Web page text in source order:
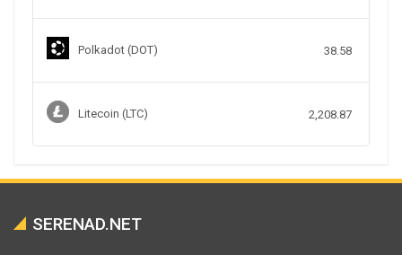
Polkadot (DOT) 38.58
Litecoin (LTC) 2,208.87
SERENAD.NET